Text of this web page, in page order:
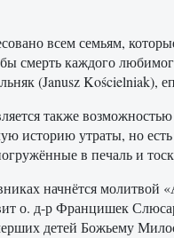
всем семьям,
смерть каждого
(Janusz Kościelniak),
также
историю утраты, но
в печаль и
начнётся молитвой
о. д-р Францишек
детей Божьему